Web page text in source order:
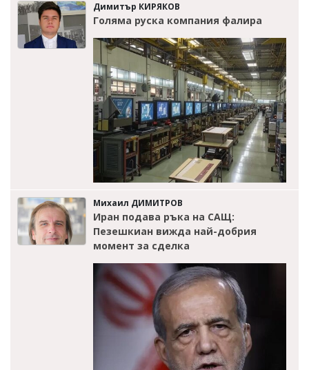
Димитър КИРЯКОВ
Голяма руска компания фалира
Михаил ДИМИТРОВ
Иран подава ръка на САЩ:
Пезешкиан вижда най-добрия
момент за сделка